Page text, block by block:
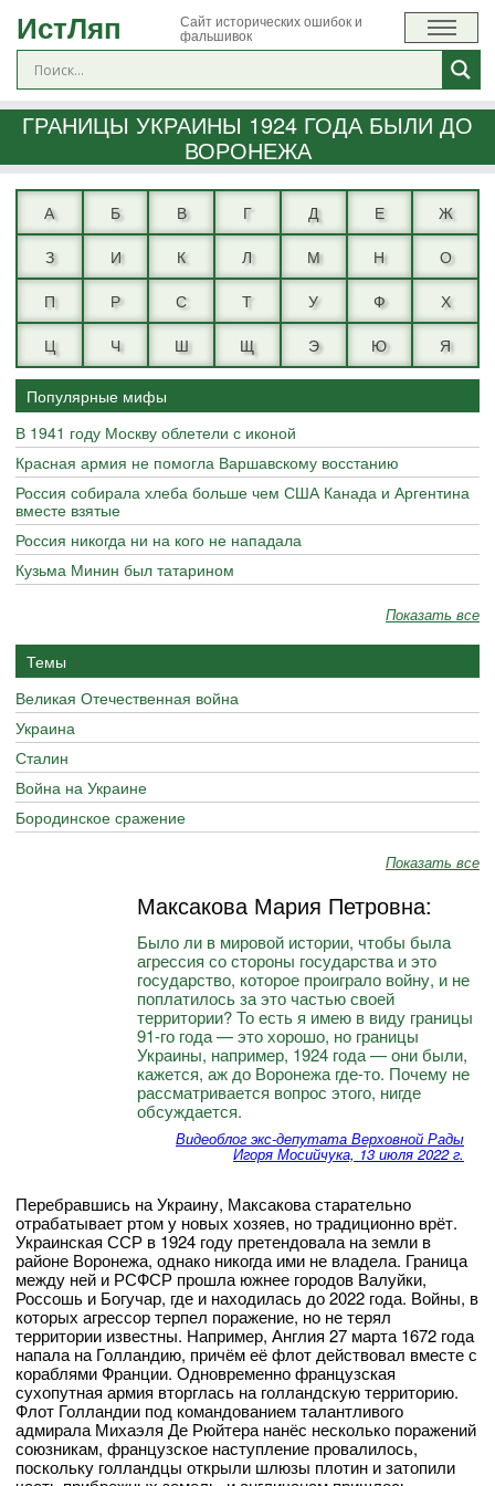
ИстЛяп Сайт исторических ошибок и
фальшивок
ГРАНИЦЫ УКРАИНЫ 1924 ГОДА БЫЛИ ДО
ВОРОНЕЖА
А Б В Г Д Е
Ж
З
И К Л М Н
О
П
Р С Т У Ф
Х
Ц
Ч Ш Щ Э Ю Я
Популярные мифы
В 1941 году Москву облетели с иконой
Красная армия не помогла Варшавскому восстанию
Россия собирала хлеба больше чем США Канада и Аргентина
вместе взятые
Россия никогда ни на кого не нападала
Кузьма Минин был татарином
Показать все
Темы
Великая Отечественная война
Украина
Сталин
Война на Украине
Бородинское сражение
Показать все
Максакова Мария Петровна:
Было ли в мировой истории, чтобы была
агрессия со стороны государства и это
государство, которое проиграло войну, и не
поплатилось за это частью своей
территории? То есть я имею в виду границы
91-го года — это хорошо, но границы
Украины, например, 1924 года — они были,
кажется, аж до Воронежа где-то. Почему не
рассматривается вопрос этого, нигде
обсуждается.
Видеоблог экс-депутата Верховной Рады
Игоря Мосийчука, 13 июля 2022 г.
Перебравшись на Украину, Максакова старательно
отрабатывает ртом у новых хозяев, но традиционно врёт.
Украинская ССР в 1924 году претендовала на земли в
районе Воронежа, однако никогда ими не владела. Граница
между ней и РСФСР прошла южнее городов Валуйки,
Россошь и Богучар, где и находилась до 2022 года. Войны, в
которых агрессор терпел поражение, но не терял
территории известны. Например, Англия 27 марта 1672 года
напала на Голландию, причём её флот действовал вместе с
кораблями Франции. Одновременно французская
сухопутная армия вторглась на голландскую территорию.
Флот Голландии под командованием талантливого
адмирала Михаэля Де Рюйтера нанёс несколько поражений
союзникам, французское наступление провалилось,
поскольку голландцы открыли шлюзы плотин и затопили